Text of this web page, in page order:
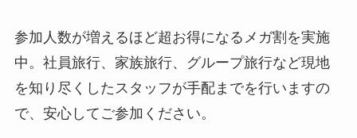
参加人数が増えるほど超お得になるメガ割を実施
中。社員旅行、家族旅行、グループ旅行など現地
を知り尽くしたスタッフが手配までを行いますの
で、安心してご参加ください。